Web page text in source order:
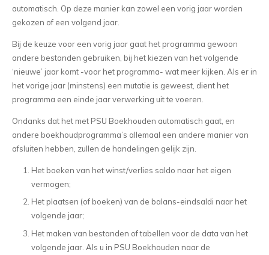
automatisch. Op deze manier kan zowel een vorig jaar worden
gekozen of een volgend jaar.
Bij de keuze voor een vorig jaar gaat het programma gewoon
andere bestanden gebruiken, bij het kiezen van het volgende
‘nieuwe’ jaar komt -voor het programma- wat meer kijken. Als er in
het vorige jaar (minstens) een mutatie is geweest, dient het
programma een einde jaar verwerking uit te voeren.
Ondanks dat het met PSU Boekhouden automatisch gaat, en
andere boekhoudprogramma’s allemaal een andere manier van
afsluiten hebben, zullen de handelingen gelijk zijn.
Het boeken van het winst/verlies saldo naar het eigen
vermogen;
Het plaatsen (of boeken) van de balans-eindsaldi naar het
volgende jaar;
Het maken van bestanden of tabellen voor de data van het
volgende jaar. Als u in PSU Boekhouden naar de